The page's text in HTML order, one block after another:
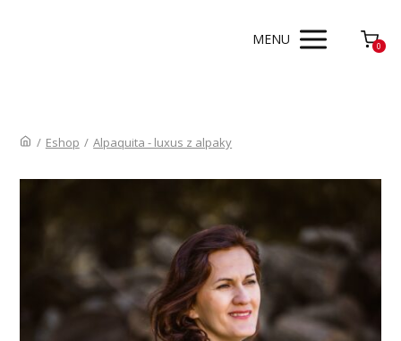
MENU 0
/ Eshop / Alpaquita - luxus z alpaky